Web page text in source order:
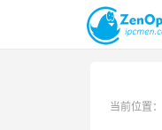
当前位置：